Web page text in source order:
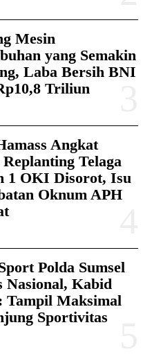
Mesin
yang Semakin
Laba Bersih BNI
Triliun
Angkat
Telaga
1 OKI Disorot, Isu
Oknum APH
Polda Sumsel
Nasional, Kabid
Tampil Maksimal
Sportivitas